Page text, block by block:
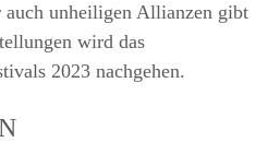
auch unheiligen Allianzen gibt
wird das
2023 nachgehen.